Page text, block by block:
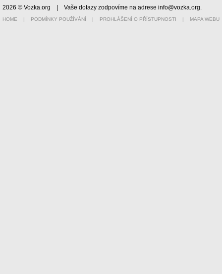
2026 © Vozka.org | Vaše dotazy zodpovíme na adrese info@vozka.org.
HOME | PODMÍNKY POUŽÍVÁNÍ | PROHLÁŠENÍ O PŘÍSTUPNOSTI | MAPA WEBU